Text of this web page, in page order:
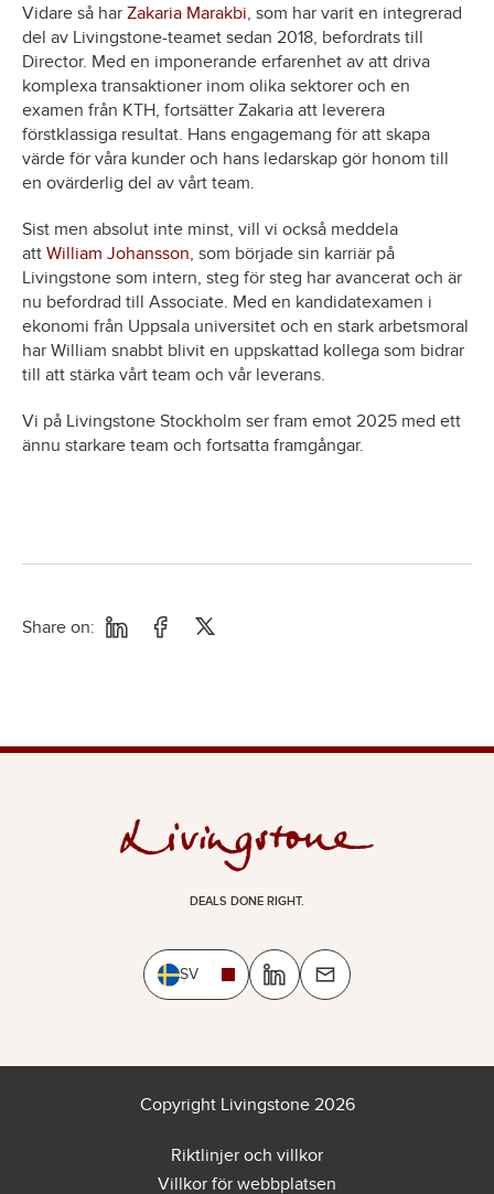
Vidare så har Zakaria Marakbi, som har varit en integrerad
del av Livingstone-teamet sedan 2018, befordrats till
Director. Med en imponerande erfarenhet av att driva
komplexa transaktioner inom olika sektorer och en
examen från KTH, fortsätter Zakaria att leverera
förstklassiga resultat. Hans engagemang för att skapa
värde för våra kunder och hans ledarskap gör honom till
en ovärderlig del av vårt team.
Sist men absolut inte minst, vill vi också meddela
att William Johansson, som började sin karriär på
Livingstone som intern, steg för steg har avancerat och är
nu befordrad till Associate. Med en kandidatexamen i
ekonomi från Uppsala universitet och en stark arbetsmoral
har William snabbt blivit en uppskattad kollega som bidrar
till att stärka vårt team och vår leverans.
Vi på Livingstone Stockholm ser fram emot 2025 med ett
ännu starkare team och fortsatta framgångar.
Share on:
DEALS DONE RIGHT.
SV
Copyright Livingstone 2026
Riktlinjer och villkor
Villkor för webbplatsen